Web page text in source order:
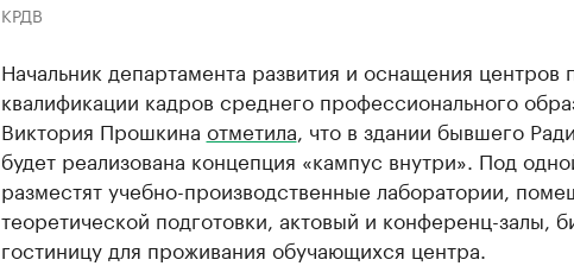
КРДВ
Начальник департамента развития и оснащения центров
квалификации кадров среднего профессионального
Виктория Прошкина отметила , что в здании бывшего
будет реализована концепция «кампус внутри». Под
разместят учебно-производственные лаборатории,
теоретической подготовки, актовый и конференц-залы,
гостиницу для проживания обучающихся центра.